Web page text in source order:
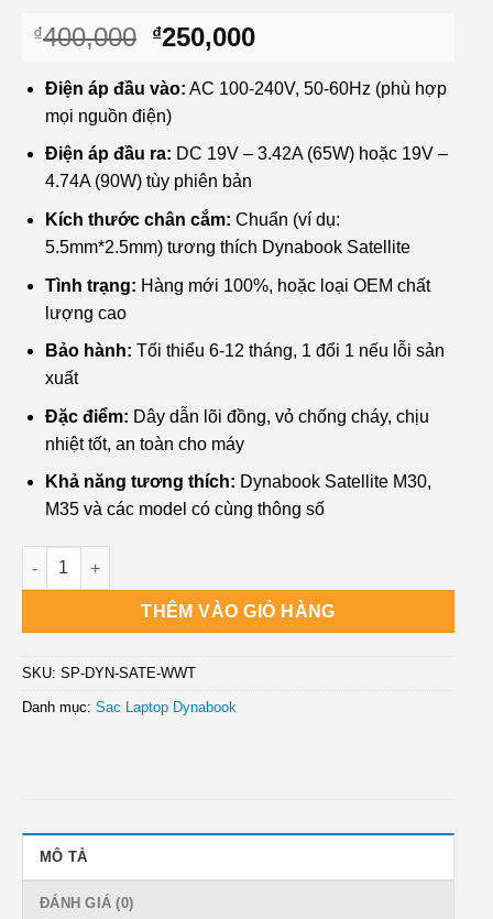
₫400,000 Giá
là:
₫400,000.
₫250,000Giá
tại
₫250,000.
Điện áp đầu vào: AC 100-240V, 50-60Hz (phù hợp
mọi nguồn điện)
Điện áp đầu ra: DC 19V – 3.42A (65W) hoặc 19V –
4.74A (90W) tùy phiên bản
Kích thước chân cắm: Chuẩn (ví dụ:
5.5mm*2.5mm) tương thích Dynabook Satellite
Tình trạng: Hàng mới 100%, hoặc loại OEM chất
lượng cao
Bảo hành: Tối thiểu 6-12 tháng, 1 đổi 1 nếu lỗi sản
xuất
Đặc điểm: Dây dẫn lõi đồng, vỏ chống cháy, chịu
nhiệt tốt, an toàn cho máy
Khả năng tương thích: Dynabook Satellite M30,
M35 và các model có cùng thông số
Sạc Laptop Dynabook Satellite M30, M35 - Thay sạc nhanh
THÊM VÀO GIỎ HÀNG
SKU: SP-DYN-SATE-WWT
Danh mục: Sac Laptop Dynabook
MÔ TẢ
ĐÁNH GIÁ (0)